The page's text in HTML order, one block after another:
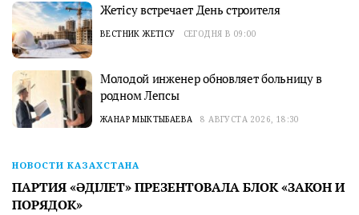
Жетісу встречает День строителя
ВЕСТНИК ЖЕТІСУ СЕГОДНЯ В 09:00
Молодой инженер обновляет больницу в
родном Лепсы
ЖАНАР МЫКТЫБАЕВА 8 АВГУСТА 2026, 18:30
НОВОСТИ КАЗАХСТАНА
ПАРТИЯ «ӘДІЛЕТ» ПРЕЗЕНТОВАЛА БЛОК «ЗАКОН И
ПОРЯДОК»